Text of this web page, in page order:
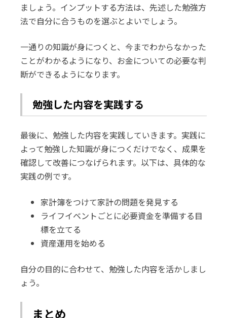
ましょう。インプットする方法は、先述した勉強方
法で自分に合うものを選ぶとよいでしょう。
一通りの知識が身につくと、今までわからなかった
ことがわかるようになり、お金についての必要な判
断ができるようになります。
勉強した内容を実践する
最後に、勉強した内容を実践していきます。実践に
よって勉強した知識が身につくだけでなく、成果を
確認して改善につなげられます。以下は、具体的な
実践の例です。
家計簿をつけて家計の問題を発見する
ライフイベントごとに必要資金を準備する目
標を立てる
資産運用を始める
自分の目的に合わせて、勉強した内容を活かしまし
ょう。
まとめ